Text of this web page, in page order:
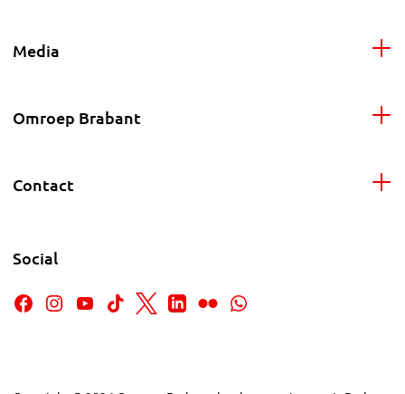
Media
Omroep Brabant
Contact
Social